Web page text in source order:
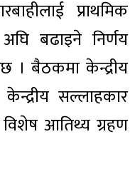
प्राथमिक
बढाइने निर्णय
। बैठकमा केन्द्रीय
सल्लाहकार
आतिथ्य ग्रहण